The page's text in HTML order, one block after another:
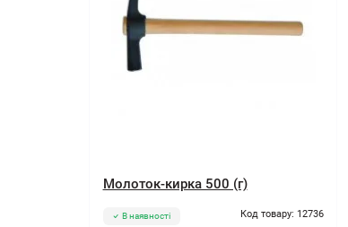
Молоток-кирка 500 (г)
В наявності Код товару: 12736